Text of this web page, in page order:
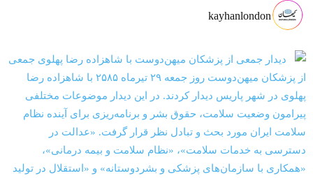
kayhanlondon